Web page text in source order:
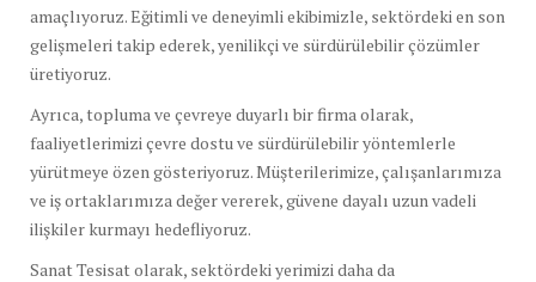
amaçlıyoruz. Eğitimli ve deneyimli ekibimizle, sektördeki en son
gelişmeleri takip ederek, yenilikçi ve sürdürülebilir çözümler
üretiyoruz.
Ayrıca, topluma ve çevreye duyarlı bir firma olarak,
faaliyetlerimizi çevre dostu ve sürdürülebilir yöntemlerle
yürütmeye özen gösteriyoruz. Müşterilerimize, çalışanlarımıza
ve iş ortaklarımıza değer vererek, güvene dayalı uzun vadeli
ilişkiler kurmayı hedefliyoruz.
Sanat Tesisat olarak, sektördeki yerimizi daha da